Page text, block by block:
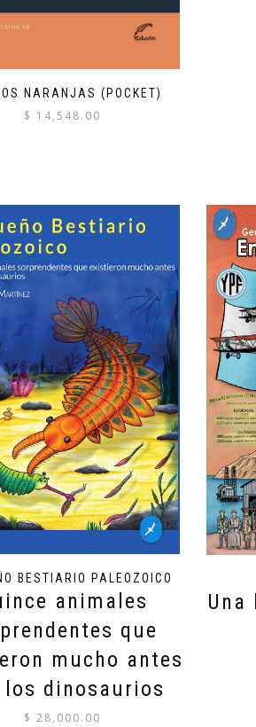
NARANJAS (POCKET)
$ 14,548.00
BESTIARIO PALEOZOICO
animales
que
mucho antes
los dinosaurios
$ 28,000.00
Una